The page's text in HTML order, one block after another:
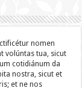
nomen
volúntas tua, sicut
cotidiánum da
nostra, sicut et
et ne nos